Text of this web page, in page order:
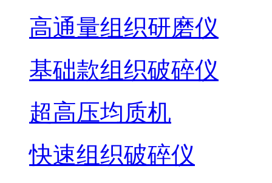
高通量组织研磨仪
基础款组织破碎仪
超高压均质机
快速组织破碎仪